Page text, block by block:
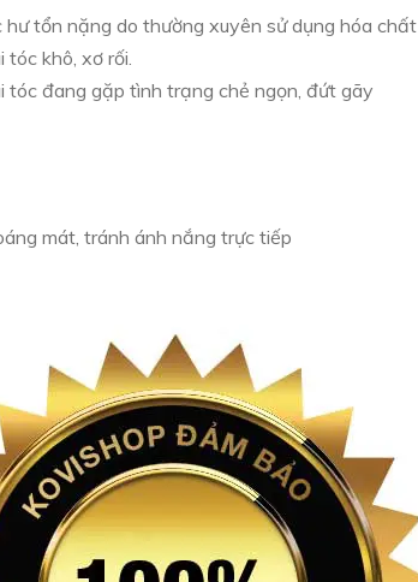
hư tổn nặng do thường xuyên sử dụng hóa
tóc khô, xơ rối.
tóc đang gặp tình trạng chẻ ngọn, đứt gãy
mát, tránh ánh nắng trực tiếp